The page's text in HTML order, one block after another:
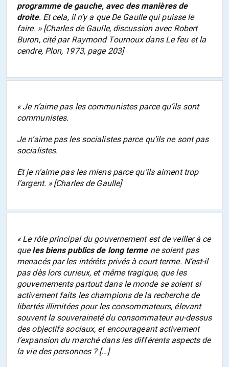
programme de gauche, avec des manières de
droite. Et cela, il n’y a que De Gaulle qui puisse le
faire. » [Charles de Gaulle, discussion avec Robert
Buron, cité par Raymond Tournoux dans Le feu et la
cendre, Plon, 1973, page 203]
« Je n’aime pas les communistes parce qu’ils sont
communistes.
Je n’aime pas les socialistes parce qu’ils ne sont pas
socialistes.
Et je n’aime pas les miens parce qu’ils aiment trop
l’argent. » [Charles de Gaulle]
« Le rôle principal du gouvernement est de veiller à ce
queles biens publics de long termene soient pas
menacés par les intérêts privés à court terme. N’est-il
pas dès lors curieux, et même tragique, que les
gouvernements partout dans le monde se soient si
activement faits les champions de la recherche de
libertés illimitées pour les consommateurs, élevant
souvent la souveraineté du consommateur au-dessus
des objectifs sociaux, et encourageant activement
l’expansion du marché dans les différents aspects de
la vie des personnes ? […]